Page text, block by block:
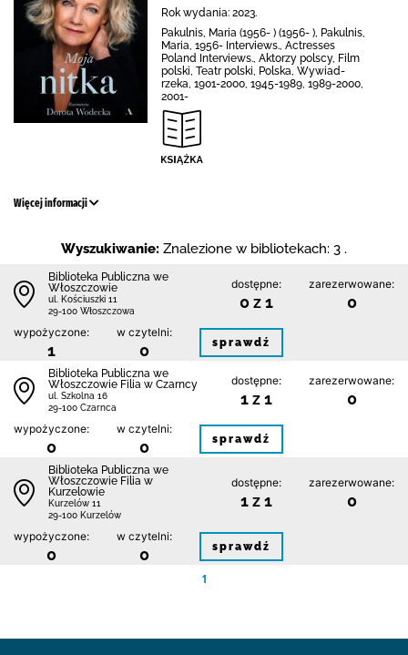
Rok wydania: 2023.
Pakulnis, Maria (1956- ) (1956- ), Pakulnis,
Maria, 1956- Interviews., Actresses
Poland Interviews., Aktorzy polscy, Film
polski, Teatr polski, Polska, Wywiad-
rzeka, 1901-2000, 1945-1989, 1989-2000,
2001-
Więcej informacji
Wyszukiwanie: Znalezione w bibliotekach: 3 .
Biblioteka Publiczna we
Włoszczowie
ul. Kościuszki 11
29-100 Włoszczowa
dostępne:
0 z 1
zarezerwowane:
0
wypożyczone:
1
w czytelni:
0 sprawdź
Biblioteka Publiczna we
Włoszczowie Filia w Czarncy
ul. Szkolna 16
29-100 Czarnca
dostępne:
1 z 1
zarezerwowane:
0
wypożyczone:
0
w czytelni:
0 sprawdź
Biblioteka Publiczna we
Włoszczowie Filia w
Kurzelowie
Kurzelów 11
29-100 Kurzelów
dostępne:
1 z 1
zarezerwowane:
0
wypożyczone:
0
w czytelni:
0 sprawdź
1